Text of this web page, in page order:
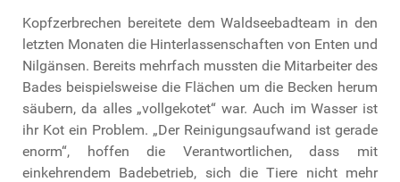
Kopfzerbrechen bereitete dem Waldseebadteam in den
letzten Monaten die Hinterlassenschaften von Enten und
Nilgänsen. Bereits mehrfach mussten die Mitarbeiter des
Bades beispielsweise die Flächen um die Becken herum
säubern, da alles „vollgekotet“ war. Auch im Wasser ist
ihr Kot ein Problem. „Der Reinigungsaufwand ist gerade
enorm“, hoffen die Verantwortlichen, dass mit
einkehrendem Badebetrieb, sich die Tiere nicht mehr